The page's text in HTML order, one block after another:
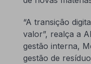
“A transição
valor”, realça a
gestão interna,
gestão de